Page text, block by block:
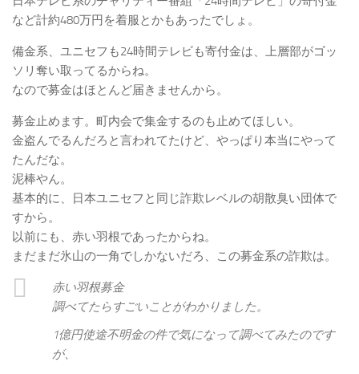
など計約480万円を着服とかもあったでしょ。
備金系、ユニセフも24時間テレビも寄付金は、上層部がゴッ
ソリ奪い取ってるからね。
なので募金はほとんど届きませんから。
募金止めます。町内会で集金するのも止めてほしい。
金盗んでるんだろと言われてたけど、やっぱり本当にやって
たんだな。
泥棒やん。
基本的に、日本ユニセフと同じ詐欺レベルの胡散臭い団体で
すから。
以前にも、赤い羽根であったからね。
まだまだ氷山の一角でしかないだろ、この募金系の詐欺は。
赤い羽根募金
調べてたらすごいことがわかりました。
1億円使途不明金の件で気になって調べてみたのです
が、